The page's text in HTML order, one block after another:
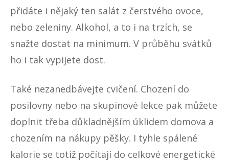
přidáte i nějaký ten salát z čerstvého ovoce,
nebo zeleniny. Alkohol, a to i na trzích, se
snažte dostat na minimum. V průběhu svátků
ho i tak vypijete dost.
Také nezanedbávejte cvičení. Chození do
posilovny nebo na skupinové lekce pak můžete
doplnit třeba důkladnějším úklidem domova a
chozením na nákupy pěšky. I tyhle spálené
kalorie se totiž počítají do celkové energetické